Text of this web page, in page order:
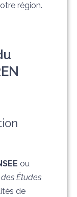
région.
ou
Études
de